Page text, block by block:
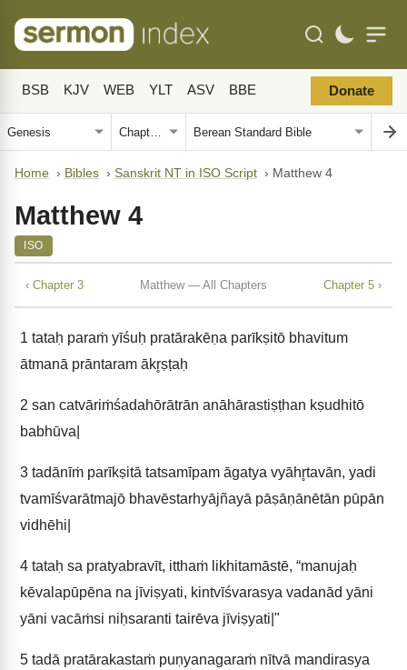
BSB KJV WEB YLT ASV BBE Donate
Home › Bibles › Sanskrit NT in ISO Script › Matthew 4
Matthew 4
ISO
‹ Chapter 3 Matthew — All Chapters Chapter 5 ›
1 tataḥ paraṁ yīśuḥ pratārakēṇa parīkṣitō bhavitum
ātmanā prāntaram ākr̥ṣṭaḥ
2 san catvāriṁśadahōrātrān anāhārastiṣṭhan kṣudhitō
babhūva|
3 tadānīṁ parīkṣitā tatsamīpam āgatya vyāhr̥tavān, yadi
tvamīśvarātmajō bhavēstarhyājñayā pāṣāṇānētān pūpān
vidhēhi|
4 tataḥ sa pratyabravīt, itthaṁ likhitamāstē, “manujaḥ
kēvalapūpēna na jīviṣyati, kintvīśvarasya vadanād yāni
yāni vacāṁsi niḥsaranti tairēva jīviṣyati|"
5 tadā pratārakastaṁ puṇyanagaraṁ nītvā mandirasya